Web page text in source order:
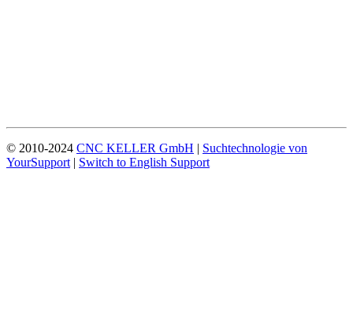
© 2010-2024 CNC KELLER GmbH | Suchtechnologie von
YourSupport | Switch to English Support